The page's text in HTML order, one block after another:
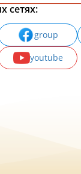
сетях:
group
youtube